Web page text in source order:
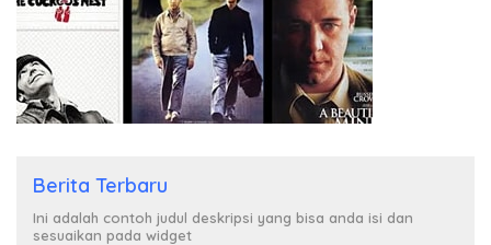
Berita Terbaru
Ini adalah contoh judul deskripsi yang bisa anda isi dan
sesuaikan pada widget